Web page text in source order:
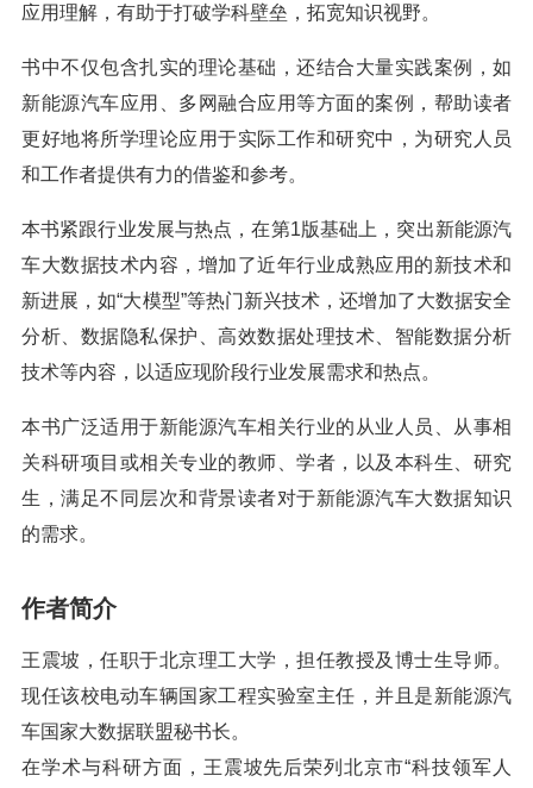
应用理解，有助于打破学科壁垒，拓宽知识视野。
书中不仅包含扎实的理论基础，还结合大量实践案例，如
新能源汽车应用、多网融合应用等方面的案例，帮助读者
更好地将所学理论应用于实际工作和研究中，为研究人员
和工作者提供有力的借鉴和参考。
本书紧跟行业发展与热点，在第1版基础上，突出新能源汽
车大数据技术内容，增加了近年行业成熟应用的新技术和
新进展，如“大模型”等热门新兴技术，还增加了大数据安全
分析、数据隐私保护、高效数据处理技术、智能数据分析
技术等内容，以适应现阶段行业发展需求和热点。
本书广泛适用于新能源汽车相关行业的从业人员、从事相
关科研项目或相关专业的教师、学者，以及本科生、研究
生，满足不同层次和背景读者对于新能源汽车大数据知识
的需求。
作者简介
王震坡，任职于北京理工大学，担任教授及博士生导师。
现任该校电动车辆国家工程实验室主任，并且是新能源汽
车国家大数据联盟秘书长。
在学术与科研方面，王震坡先后荣列北京市“科技领军人